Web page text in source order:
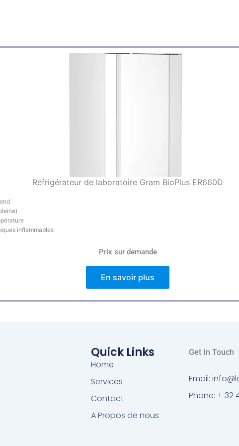
Réfrigérateur de laboratoire Gram BioPlus ER660D
inflammables
Prix sur demande
En savoir plus
Quick Links
Home
Services
Contact
A Propos de nous
Get In Touch
Email:
Phone: + 32